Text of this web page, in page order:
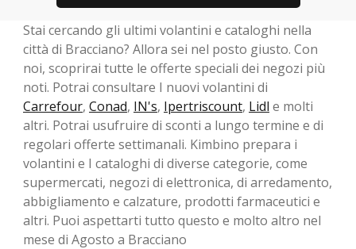
Stai cercando gli ultimi volantini e cataloghi nella
città di Bracciano? Allora sei nel posto giusto. Con
noi, scoprirai tutte le offerte speciali dei negozi più
noti. Potrai consultare I nuovi volantini di
Carrefour, Conad, IN's, Ipertriscount, Lidl e molti
altri. Potrai usufruire di sconti a lungo termine e di
regolari offerte settimanali. Kimbino prepara i
volantini e I cataloghi di diverse categorie, come
supermercati, negozi di elettronica, di arredamento,
abbigliamento e calzature, prodotti farmaceutici e
altri. Puoi aspettarti tutto questo e molto altro nel
mese di Agosto a Bracciano